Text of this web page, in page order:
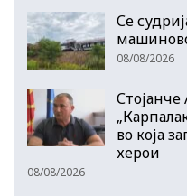
Се
08/08/2026
Стојанче
во која
херои
08/08/2026